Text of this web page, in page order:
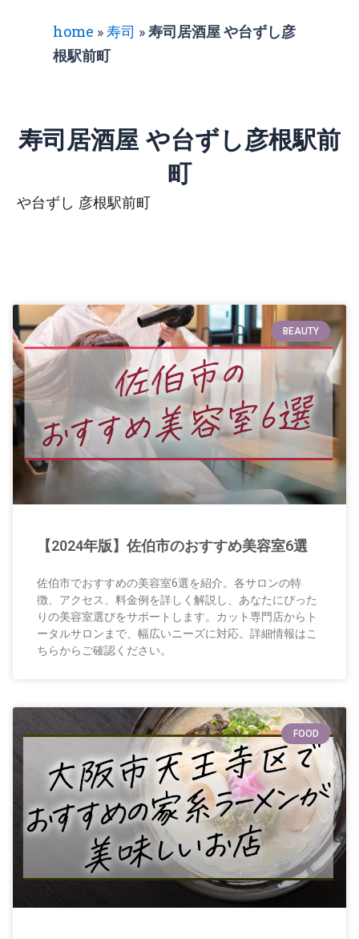
home »寿司 »寿司居酒屋 や台ずし彦
根駅前町
寿司居酒屋 や台ずし彦根駅前
町
や台ずし 彦根駅前町
BEAUTY
【2024年版】佐伯市のおすすめ美容室6選
佐伯市でおすすめの美容室6選を紹介。各サロンの特
徴、アクセス、料金例を詳しく解説し、あなたにぴった
りの美容室選びをサポートします。カット専門店からト
ータルサロンまで、幅広いニーズに対応。詳細情報はこ
ちらからご確認ください。
FOOD